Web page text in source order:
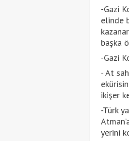
-Gazi
elinde
başka
-Gazi
- At
ikişer
-Türk
yerini